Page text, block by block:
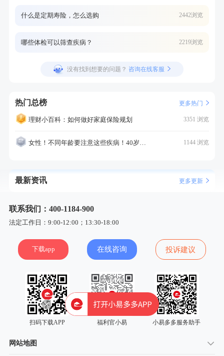
什么是定期寿险，怎么选购 2442浏览
哪些体检可以筛查疾病？ 2219浏览
没有找到想要的问题？ 咨询在线客服
热门总榜 更多热门
理财小百科：如何做好家庭保险规划 3351 浏览
女性！不同年龄要注意这些疾病！40岁的这个疾病最需要注意！ 1144 浏览
最新资讯 更多更新
联系我们：400-1184-900
法定工作日：9:00-12:00；13:30-18:00
下载app 在线咨询 投诉建议
扫码下载APP 福利官小易 小易多多服务助手
网站地图